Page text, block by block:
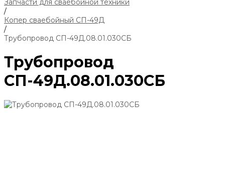
Запчасти для сваебойной техники
/
Копер сваебойный СП-49Д
/
Трубопровод СП-49Д.08.01.030СБ
Трубопровод
СП-49Д.08.01.030СБ